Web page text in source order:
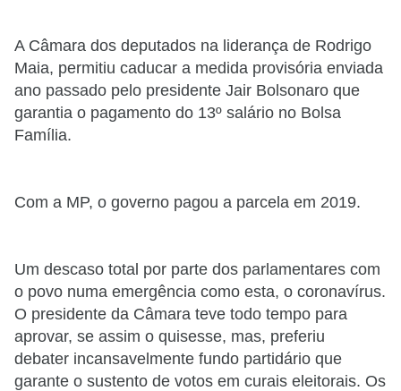
A Câmara dos deputados na liderança de Rodrigo
Maia, permitiu caducar a medida provisória enviada
ano passado pelo presidente Jair Bolsonaro que
garantia o pagamento do 13º salário no Bolsa
Família.
Com a MP, o governo pagou a parcela em 2019.
Um descaso total por parte dos parlamentares com
o povo numa emergência como esta, o coronavírus.
O presidente da Câmara teve todo tempo para
aprovar, se assim o quisesse, mas, preferiu
debater incansavelmente fundo partidário que
garante o sustento de votos em curais eleitorais. Os